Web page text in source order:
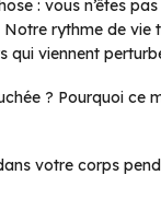
: vous n’êtes
rythme de
qui viennent
? Pourquoi ce
votre corps